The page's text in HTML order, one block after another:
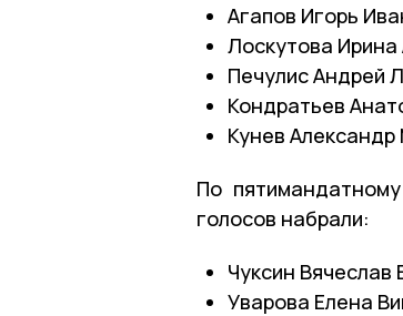
Агапов Игорь
Лоскутова Ирина
Печулис Андрей
Кондратьев
Кунев
По
голосов набрали:
Чуксин Вячеслав
Уварова Елена